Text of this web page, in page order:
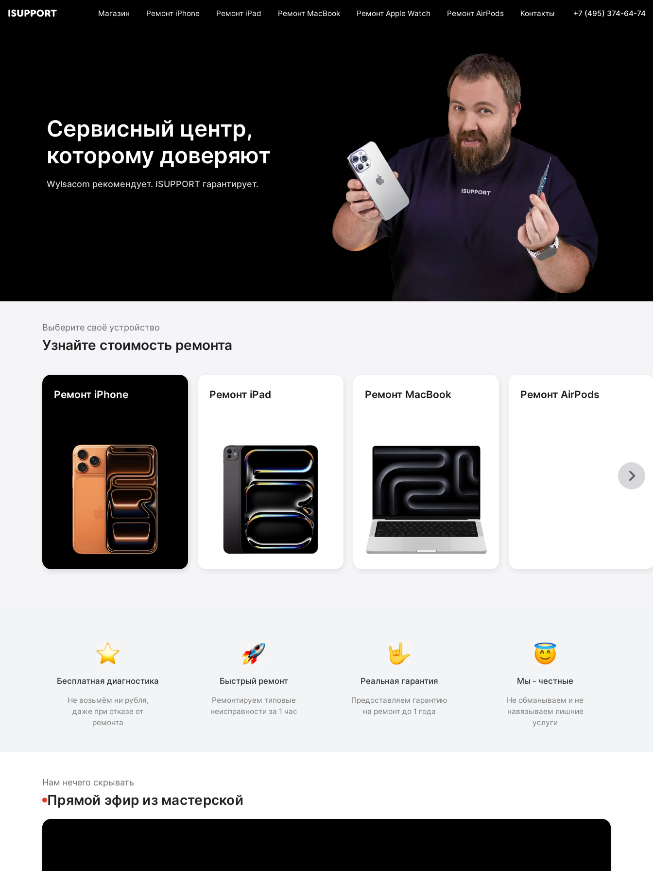
Магазин Ремонт iPhone Ремонт iPad Ремонт MacBook Ремонт Apple Watch Ремонт AirPods Контакты +7 (495) 374-64-74
Сервисный центр,
которому доверяют
Wylsacom рекомендует. ISUPPORT гарантирует.
Выберите своё устройство
Узнайте стоимость ремонта
Ремонт iPhone Ремонт iPad Ремонт MacBook Ремонт AirPods
Бесплатная диагностика
Не возьмём ни рубля,
даже при отказе от
ремонта
Быстрый ремонт
Ремонтируем типовые
неисправности за 1 час
Реальная гарантия
Предоставляем гарантию
на ремонт до 1 года
Мы - честные
Не обманываем и не
навязываем лишние
услуги
Нам нечего скрывать
Прямой эфир из мастерской